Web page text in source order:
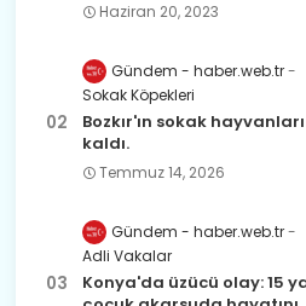
Haziran 20, 2023
Gündem - haber.web.tr
Sokak Köpekleri
Bozkır'ın sokak
kaldı.
Temmuz 14, 2026
Gündem - haber.web.tr
Adli Vakalar
Konya'da üzücü olay: 15